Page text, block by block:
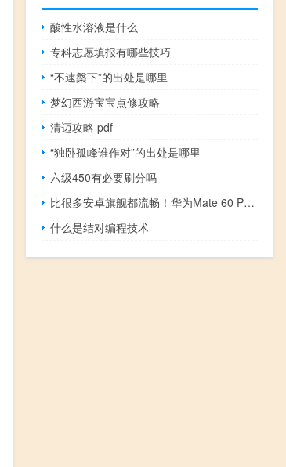
酸性水溶液是什么
专科志愿填报有哪些技巧
“不逮槃下”的出处是哪里
梦幻西游宝宝点修攻略
清迈攻略 pdf
“独卧孤峰谁作对”的出处是哪里
六级450有必要刷分吗
比很多安卓旗舰都流畅！华为Mate 60 Pro+使用两周后有感而发
什么是结对编程技术